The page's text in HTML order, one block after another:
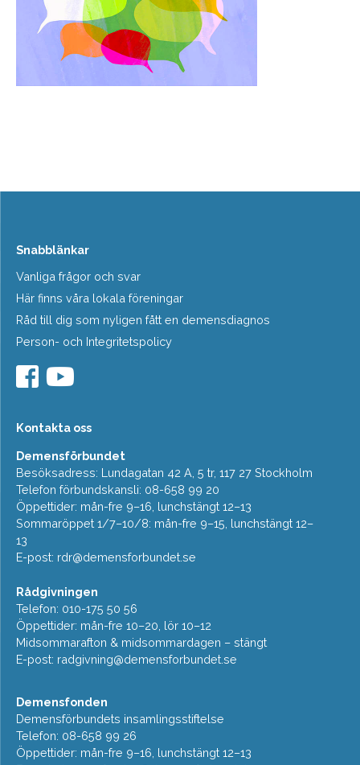
Snabblänkar
Vanliga frågor och svar
Här finns våra lokala föreningar
Råd till dig som nyligen fått en demensdiagnos
Person- och Integritetspolicy
Kontakta oss
Demensförbundet
Besöksadress: Lundagatan 42 A, 5 tr, 117 27 Stockholm
Telefon förbundskansli: 08-658 99 20
Öppettider: mån-fre 9–16, lunchstängt 12–13
Sommaröppet 1/7–10/8: mån-fre 9–15, lunchstängt 12–
13
E-post: rdr@demensforbundet.se
Rådgivningen
Telefon: 010-175 50 56
Öppettider: mån-fre 10–20, lör 10–12
Midsommarafton & midsommardagen – stängt
E-post: radgivning@demensforbundet.se
Demensfonden
Demensförbundets insamlingsstiftelse
Telefon: 08-658 99 26
Öppettider: mån-fre 9–16, lunchstängt 12–13